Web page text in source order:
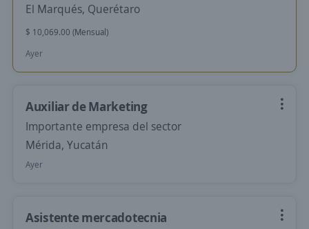
El Marqués, Querétaro
$ 10,069.00 (Mensual)
Ayer
Auxiliar de Marketing
Importante empresa del sector
Mérida, Yucatán
Ayer
Asistente mercadotecnia